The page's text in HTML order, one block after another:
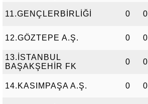
11.GENÇLERBİRLİĞİ 0 0
12.GÖZTEPE A.Ş. 0 0
13.İSTANBUL
BAŞAKŞEHİR FK
0 0
14.KASIMPAŞA A.Ş. 0 0